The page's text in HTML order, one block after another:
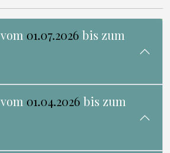
vom 01.07.2026 bis zum
vom 01.04.2026 bis zum